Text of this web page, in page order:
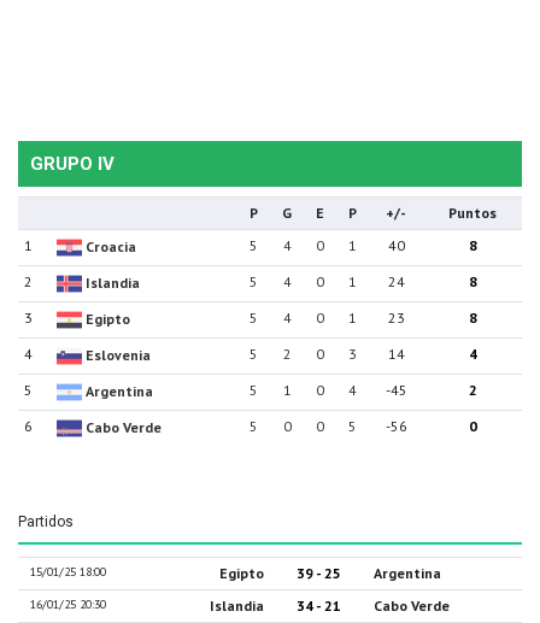
GRUPO IV
P G E P +/-
Puntos
1
Croacia 5 4 0 1 40
8
2
Islandia 5 4 0 1 24
8
3
Egipto 5 4 0 1 23
8
4
Eslovenia 5 2 0 3 14
4
5
Argentina 5 1 0 4 -45
2
6
Cabo Verde 5 0 0 5 -56 0
Partidos
15/01/25 18:00 Egipto 39 - 25 Argentina
16/01/25 20:30 Islandia 34 - 21 Cabo Verde